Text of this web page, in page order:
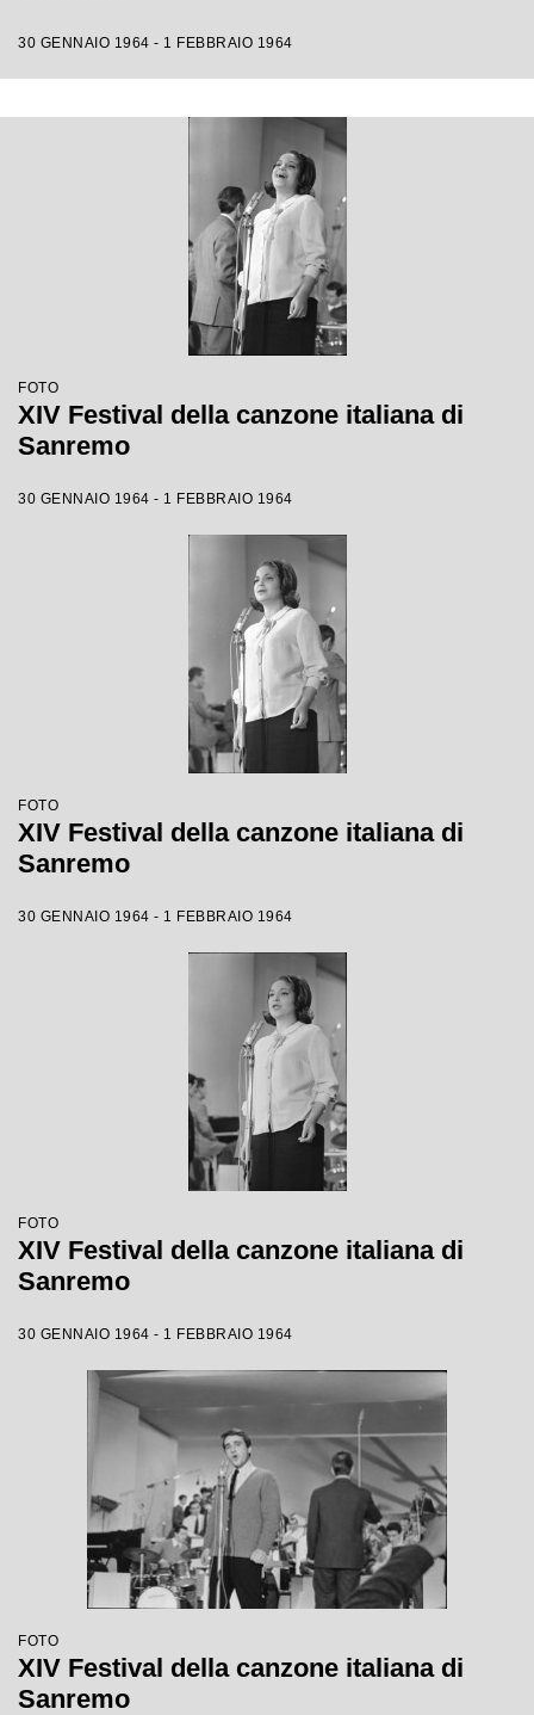
30 GENNAIO 1964 - 1 FEBBRAIO 1964
FOTO
XIV Festival della canzone italiana di
Sanremo
30 GENNAIO 1964 - 1 FEBBRAIO 1964
FOTO
XIV Festival della canzone italiana di
Sanremo
30 GENNAIO 1964 - 1 FEBBRAIO 1964
FOTO
XIV Festival della canzone italiana di
Sanremo
30 GENNAIO 1964 - 1 FEBBRAIO 1964
FOTO
XIV Festival della canzone italiana di
Sanremo